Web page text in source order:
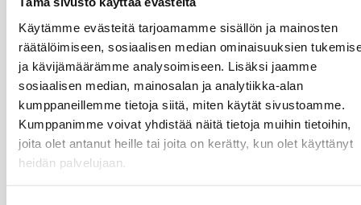
Käytämme evästeitä tarjoamamme sisällön ja mainosten
räätälöimiseen, sosiaalisen median ominaisuuksien
ja kävijämäärämme analysoimiseen. Lisäksi jaamme
sosiaalisen median, mainosalan ja analytiikka-alan
kumppaneillemme tietoja siitä, miten käytät sivustoamme.
Kumppanimme voivat yhdistää näitä tietoja muihin tietoihin,
joita olet antanut heille tai joita on kerätty, kun olet käyttänyt
heidän palvelujaan.